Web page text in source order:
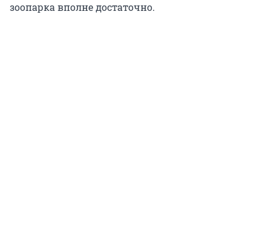
зоопарка вполне достаточно.